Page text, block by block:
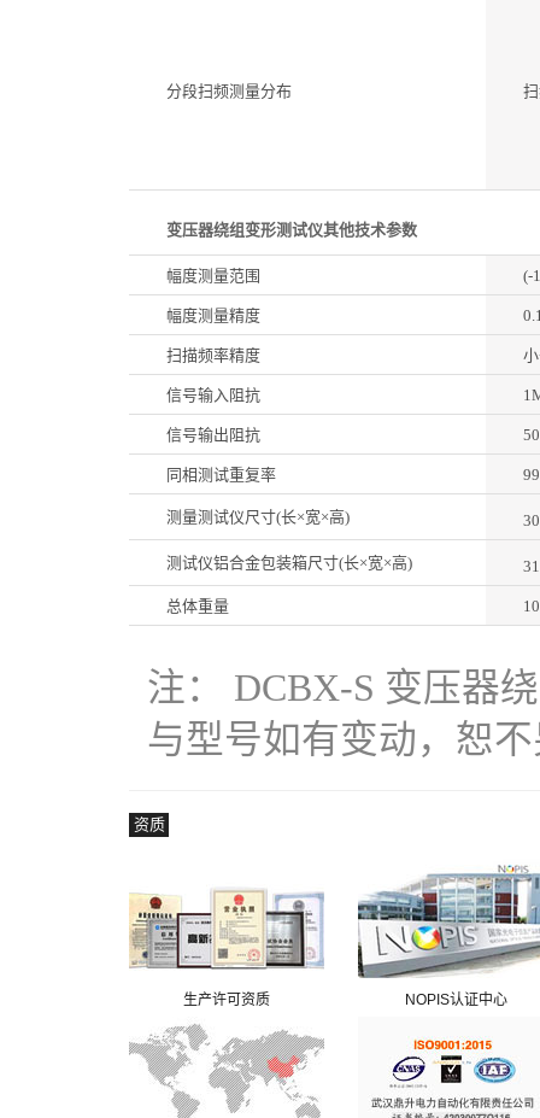
分段扫频测量分布
变压器绕组变形测试仪其他技术参数
幅度测量范围 (-
幅度测量精度
扫描频率精度
信号输入阻抗
信号输出阻抗
同相测试重复率
测量测试仪尺寸(长×宽×高)
测试仪铝合金包装箱尺寸(长×宽×高)
总体重量
注： DCBX-S 变压器
与型号如有变动，恕
资质
生产许可资质 NOPIS认证中心